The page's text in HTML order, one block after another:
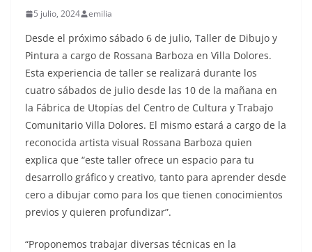
5 julio, 2024 emilia
Desde el próximo sábado 6 de julio, Taller de Dibujo y
Pintura a cargo de Rossana Barboza en Villa Dolores.
Esta experiencia de taller se realizará durante los
cuatro sábados de julio desde las 10 de la mañana en
la Fábrica de Utopías del Centro de Cultura y Trabajo
Comunitario Villa Dolores. El mismo estará a cargo de la
reconocida artista visual Rossana Barboza quien
explica que “este taller ofrece un espacio para tu
desarrollo gráfico y creativo, tanto para aprender desde
cero a dibujar como para los que tienen conocimientos
previos y quieren profundizar”.
“Proponemos trabajar diversas técnicas en la